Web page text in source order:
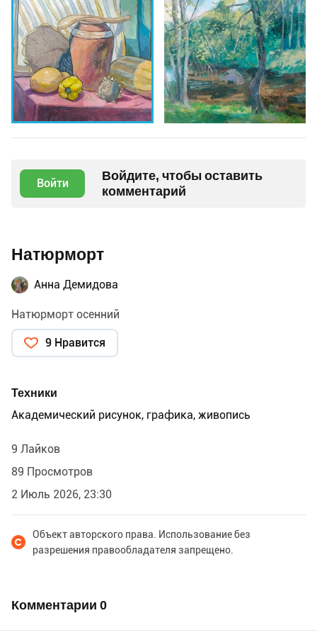
Войти
Войдите, чтобы оставить
комментарий
Натюрморт
Анна Демидова
Натюрморт осенний
9 Нравится
Техники
Академический рисунок, графика, живопись
9 Лайков
89 Просмотров
2 Июль 2026, 23:30
Объект авторского права. Использование без
разрешения правообладателя запрещено.
Комментарии 0